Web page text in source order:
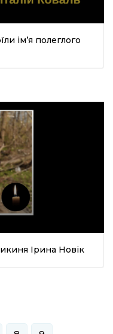
ім’я полеглого
Ірина Новік